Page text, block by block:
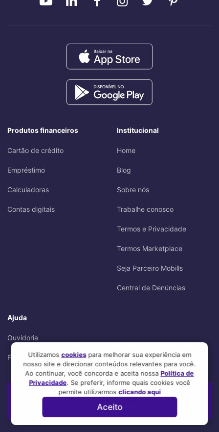
Produtos financeiros
Cartão de crédito
Empréstimo
Calculadoras
Contas digitais
Institucional
Home
Blog
Sobre nós
Trabalhe conosco
Termos e Privacidade
Termos Marketplace
Seja Parceiro Mobills
Central de Denúncias
Ajuda
Ouvidoria
Fale conosco
Atendimento Whatsapp:
51 9683-8296
Utilizamos cookiespara melhorar sua experiência em
nosso site e direcionar conteúdos relevantes para você.
Ao continuar, você concorda e aceita nossaPolítica de
Privacidade. Se preferir, informe quais cookies você
permite utilizarmos clicando aqui
Aceito